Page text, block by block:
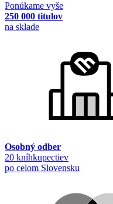
Ponúkame vyše
250 000 titulov
na sklade
Osobný odber
20 kníhkupectiev
po celom Slovensku